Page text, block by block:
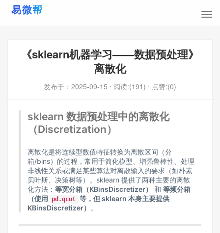
《sklearn机器学习——数据预处理》
离散化
发布于： 2025-09-15 ⋅ 阅读:(191) ⋅ 点赞:(0)
sklearn 数据预处理中的离散化
（Discretization）
离散化是将连续型数值特征转换为离散区间（分
箱/bins）的过程，常用于简化模型、增强鲁棒性、处理
非线性关系或满足某些算法对离散输入的要求（如朴素
贝叶斯、决策树等）。sklearn 提供了两种主要的离散
化方法： 等宽分箱（KBinsDiscretizer） 和 等频分箱
（使用 pd.qcut 等，但 sklearn 本身主要提供
KBinsDiscretizer） 。